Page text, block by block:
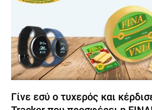
Γίνε εσύ ο τυχερός και